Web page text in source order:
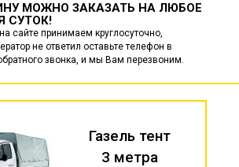
МОЖНО ЗАКАЗАТЬ НА ЛЮБОЕ
СУТОК!
сайте принимаем круглосуточно,
не ответил оставьте телефон в
звонка, и мы Вам перезвоним.
Газель тент
3 метра